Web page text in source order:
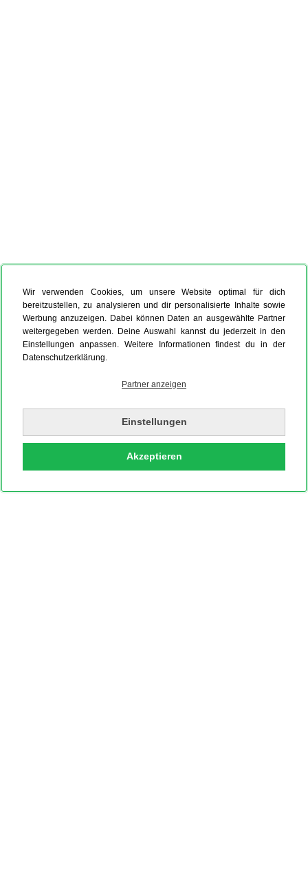
Wir verwenden Cookies, um unsere Website optimal für dich
bereitzustellen, zu analysieren und dir personalisierte Inhalte sowie
Werbung anzuzeigen. Dabei können Daten an ausgewählte Partner
weitergegeben werden. Deine Auswahl kannst du jederzeit in den
Einstellungen anpassen. Weitere Informationen findest du in der
Datenschutzerklärung.
Partner anzeigen
Einstellungen
Akzeptieren